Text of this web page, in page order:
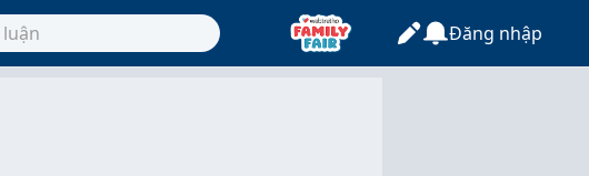
Đăng nhập